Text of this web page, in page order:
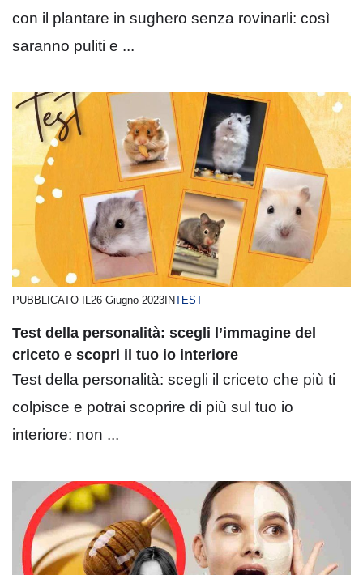
con il plantare in sughero senza rovinarli: così
saranno puliti e ...
PUBBLICATO IL 26 Giugno 2023 INTEST
Test della personalità: scegli l’immagine del
criceto e scopri il tuo io interiore
Test della personalità: scegli il criceto che più ti
colpisce e potrai scoprire di più sul tuo io
interiore: non ...